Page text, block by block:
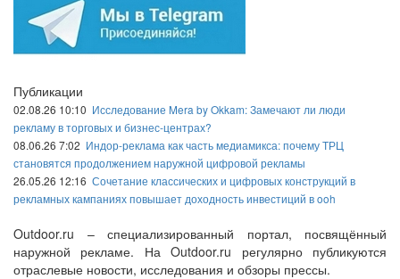
Публикации
02.08.26 10:10 Исследование Mera by Okkam: Замечают ли люди
рекламу в торговых и бизнес-центрах?
08.06.26 7:02 Индор-реклама как часть медиамикса: почему ТРЦ
становятся продолжением наружной цифровой рекламы
26.05.26 12:16 Сочетание классических и цифровых конструкций в
рекламных кампаниях повышает доходность инвестиций в ooh
Outdoor.ru – специализированный портал, посвящённый
наружной рекламе. На Outdoor.ru регулярно публикуются
отраслевые новости, исследования и обзоры прессы.